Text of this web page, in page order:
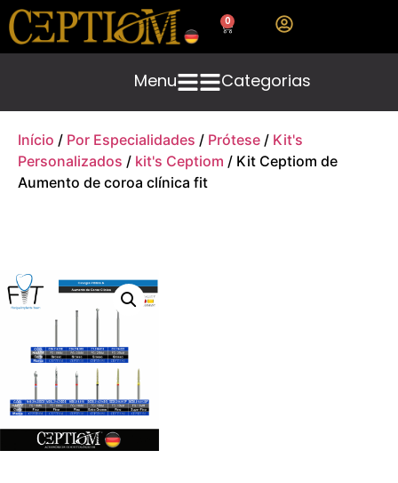
0
Menu Categorias
Início / Por Especialidades / Prótese / Kit's
Personalizados / kit's Ceptiom / Kit Ceptiom de
Aumento de coroa clínica fit